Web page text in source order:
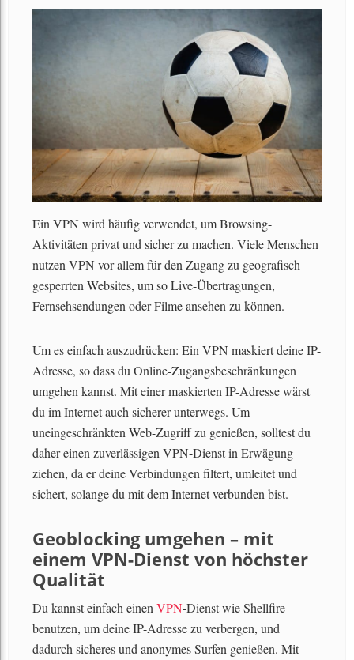
Ein VPN wird häufig verwendet, um Browsing-
Aktivitäten privat und sicher zu machen. Viele Menschen
nutzen VPN vor allem für den Zugang zu geografisch
gesperrten Websites, um so Live-Übertragungen,
Fernsehsendungen oder Filme ansehen zu können.
Um es einfach auszudrücken: Ein VPN maskiert deine IP-
Adresse, so dass du Online-Zugangsbeschränkungen
umgehen kannst. Mit einer maskierten IP-Adresse wärst
du im Internet auch sicherer unterwegs. Um
uneingeschränkten Web-Zugriff zu genießen, solltest du
daher einen zuverlässigen VPN-Dienst in Erwägung
ziehen, da er deine Verbindungen filtert, umleitet und
sichert, solange du mit dem Internet verbunden bist.
Geoblocking umgehen – mit
einem VPN-Dienst von höchster
Qualität
Du kannst einfach einen VPN-Dienst wie Shellfire
benutzen, um deine IP-Adresse zu verbergen, und
dadurch sicheres und anonymes Surfen genießen. Mit